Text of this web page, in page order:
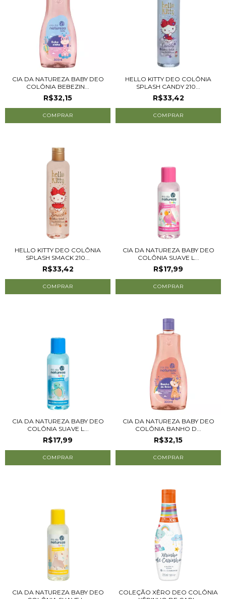
CIA DA NATUREZA BABY DEO
COLÔNIA BEBEZIN...
R$32,15
HELLO KITTY DEO COLÔNIA
SPLASH CANDY 210...
R$33,42
HELLO KITTY DEO COLÔNIA
SPLASH SMACK 210...
R$33,42
CIA DA NATUREZA BABY DEO
COLÔNIA SUAVE L...
R$17,99
CIA DA NATUREZA BABY DEO
COLÔNIA SUAVE L...
R$17,99
CIA DA NATUREZA BABY DEO
COLÔNIA BANHO D...
R$32,15
CIA DA NATUREZA BABY DEO
COLEÇÃO XÊRO DEO COLÔNIA